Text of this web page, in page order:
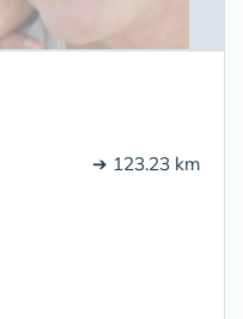
➔ 123.23 km